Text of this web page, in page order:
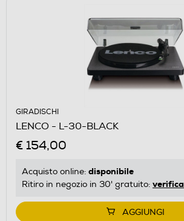
GIRADISCHI
LENCO - L-30-BLACK
€ 154,00
Acquisto online: disponibile
Ritiro in negozio in 30' gratuito: verifica
AGGIUNGI